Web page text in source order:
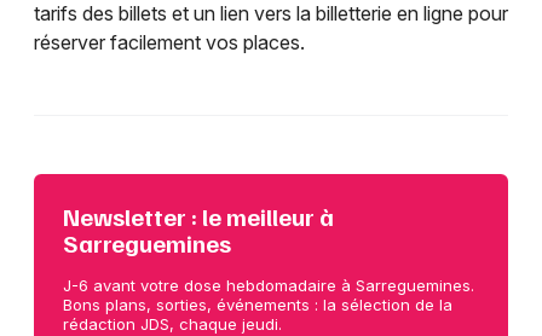
tarifs des billets et un lien vers la billetterie en ligne pour
réserver facilement vos places.
Newsletter : le meilleur à
Sarreguemines
J-6 avant votre dose hebdomadaire à Sarreguemines.
Bons plans, sorties, événements : la sélection de la
rédaction JDS, chaque jeudi.